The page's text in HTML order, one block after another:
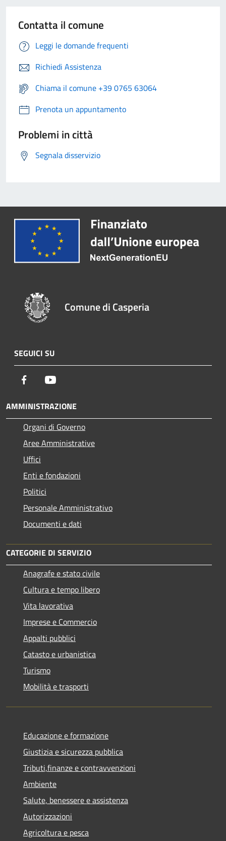
Contatta il comune
Leggi le domande frequenti
Richiedi Assistenza
Chiama il comune +39 0765 63064
Prenota un appuntamento
Problemi in città
Segnala disservizio
Comune di Casperia
SEGUICI SU
Facebook
AMMINISTRAZIONE
Organi di Governo
Aree Amministrative
Uffici
Enti e fondazioni
Politici
Personale Amministrativo
Documenti e dati
CATEGORIE DI SERVIZIO
Anagrafe e stato civile
Cultura e tempo libero
Vita lavorativa
Imprese e Commercio
Appalti pubblici
Catasto e urbanistica
Turismo
Mobilità e trasporti
Educazione e formazione
Giustizia e sicurezza pubblica
Tributi,finanze e contravvenzioni
Ambiente
Salute, benessere e assistenza
Autorizzazioni
Agricoltura e pesca